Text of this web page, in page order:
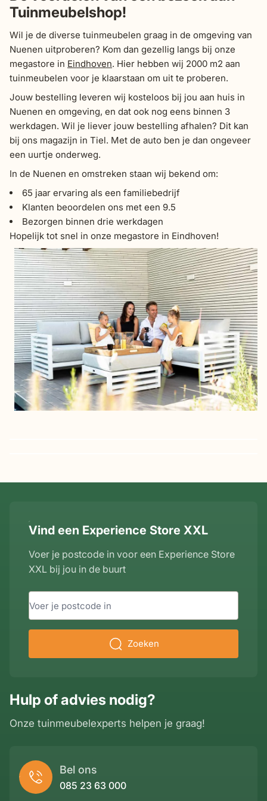
Tuinmeubelshop!
Wil je de diverse tuinmeubelen graag in de omgeving van
Nuenen uitproberen? Kom dan gezellig langs bij onze
megastore in Eindhoven. Hier hebben wij 2000 m2 aan
tuinmeubelen voor je klaarstaan om uit te proberen.
Jouw bestelling leveren wij kosteloos bij jou aan huis in
Nuenen en omgeving, en dat ook nog eens binnen 3
werkdagen. Wil je liever jouw bestelling afhalen? Dit kan
bij ons magazijn in Tiel. Met de auto ben je dan ongeveer
een uurtje onderweg.
In de Nuenen en omstreken staan wij bekend om:
65 jaar ervaring als een familiebedrijf
Klanten beoordelen ons met een 9.5
Bezorgen binnen drie werkdagen
Hopelijk tot snel in onze megastore in Eindhoven!
Hulp of advies nodig?
Onze tuinmeubelexperts helpen je graag!
Bel ons
085 23 63 000
Vind een Experience Store XXL
Voer je postcode in voor een Experience Store
XXL bij jou in de buurt
Zoeken